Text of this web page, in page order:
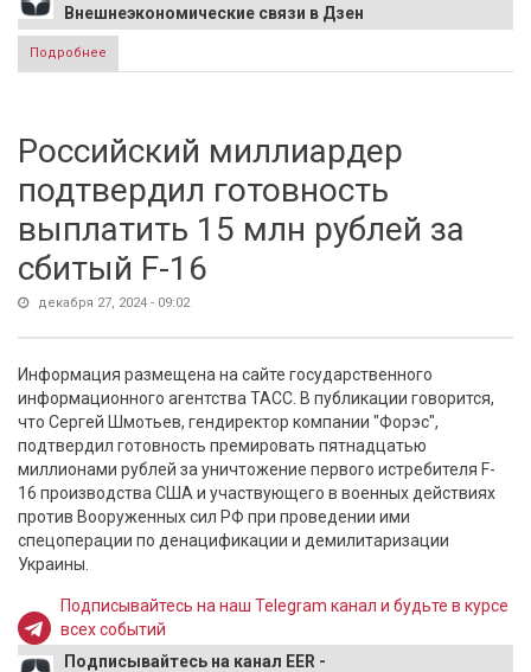
Внешнеэкономические связи в Дзен
Подробнее
исторического минимума
Российский миллиардер
подтвердил готовность
выплатить 15 млн рублей за
сбитый F-16
декабря 27, 2024 - 09:02
Информация размещена на сайте государственного
информационного агентства ТАСС. В публикации говорится,
что Сергей Шмотьев, гендиректор компании "Форэс",
подтвердил готовность премировать пятнадцатью
миллионами рублей за уничтожение первого истребителя F-
16 производства США и участвующего в военных действиях
против Вооруженных сил РФ при проведении ими
спецоперации по денацификации и демилитаризации
Украины.
Подписывайтесь на наш Telegram канал и будьте в курсе
всех событий
Подписывайтесь на канал EER -